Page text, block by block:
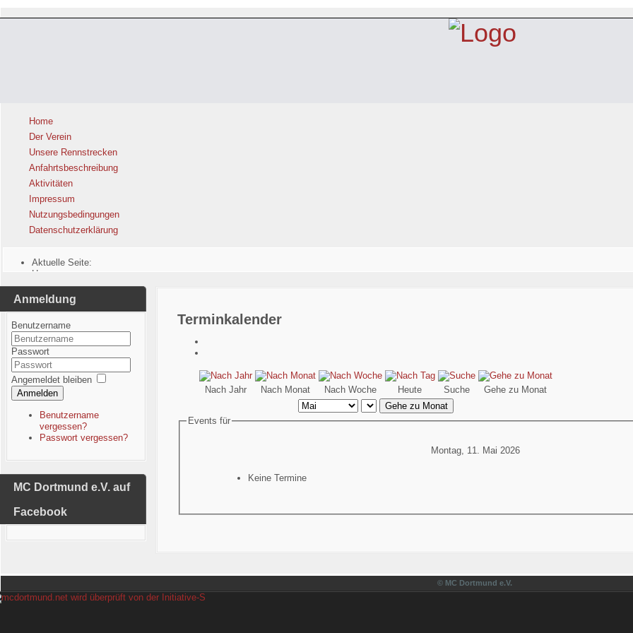
Home
Der Verein
Unsere Rennstrecken
Anfahrtsbeschreibung
Aktivitäten
Impressum
Nutzungsbedingungen
Datenschutzerklärung
Aktuelle Seite:
Home
Anmeldung
Benutzername
Passwort
Angemeldet bleiben
Anmelden
Benutzername
vergessen?
Passwort vergessen?
MC Dortmund e.V. auf
Facebook
Terminkalender
Nach Jahr Nach Monat Nach Woche Heute Suche
Gehe zu Monat
Gehe zu Monat
Events für
Montag, 11. Mai 2026
Keine Termine
© MC Dortmund e.V.